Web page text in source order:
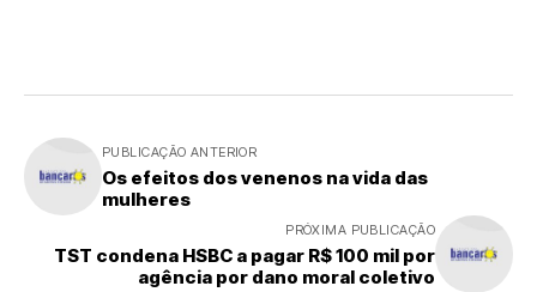
PUBLICAÇÃO ANTERIOR
Os efeitos dos venenos na vida das
mulheres
PRÓXIMA PUBLICAÇÃO
TST condena HSBC a pagar R$ 100 mil por
agência por dano moral coletivo